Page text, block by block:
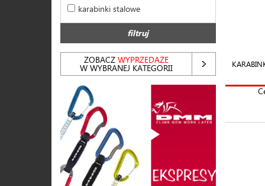
karabinki stalowe
filtruj
ZOBACZWYPRZEDAŻE
W WYBRANEJ KATEGORII